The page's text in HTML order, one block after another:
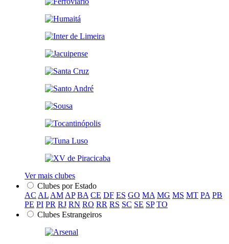
Ver mais clubes
Clubes por Estado
AC AL AM AP BA CE DF ES GO MA MG MS MT PA PB
PE PI PR RJ RN RO RR RS SC SE SP TO
Clubes Estrangeiros